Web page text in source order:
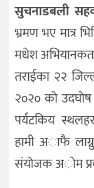
सुचनाडबली
भ्रमण भए मात्र
मधेश
तराईका २२
२०२० काे
पर्यटकिय
हामी अाफै लाग्नु
संयाेजक अाेम